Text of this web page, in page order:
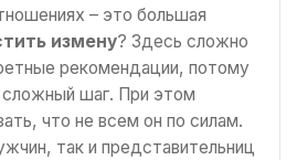
– это большая
измену? Здесь сложно
рекомендации, потому
шаг. При этом
что не всем он по силам.
так и представительниц